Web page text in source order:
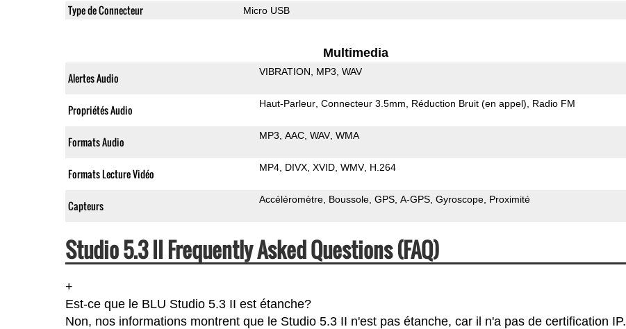
Type de Connecteur Micro USB
Multimedia
Alertes Audio VIBRATION MP3 WAV
Propriétés Audio Haut-Parleur Connecteur 3.5mm Réduction Bruit (en appel) Radio FM
Formats Audio MP3 AAC WAV WMA
Formats Lecture Vidéo MP4 DIVX XVID WMV H.264
Capteurs Accéléromètre Boussole GPS A-GPS Gyroscope Proximité
Studio 5.3 II Frequently Asked Questions (FAQ)
+
Est-ce que le BLU Studio 5.3 II est étanche?
Non, nos informations montrent que le Studio 5.3 II n'est pas étanche, car il n'a pas de certification IP.